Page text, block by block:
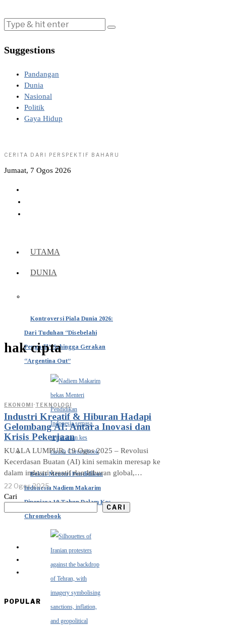
Suggestions
Pandangan
Dunia
Nasional
Politik
Gaya Hidup
CERITA DARI PERSPEKTIF BAHARU
Jumaat, 7 Ogos 2026
UTAMA
DUNIA
Kontroversi Piala Dunia 2026:
Dari Tuduhan “Disebelahi
Pengadil” Sehingga Gerakan
“Argentina Out”
Bekas Menteri Pendidikan
Indonesia Nadiem Makarim
Dipenjara 10 Tahun Dalam Kes
Chromebook
hak cipta
EKONOMI ·TEKNOLOGI
Industri Kreatif & Hiburan Hadapi
Gelombang AI: Antara Inovasi dan
Krisis Pekerjaan
KUALA LUMPUR, 19 Ogos 2025 – Revolusi
Kecerdasan Buatan (AI) kini semakin meresap ke
dalam industri kreatif dan hiburan global,…
22 Ogos 2025
Cari
CARI
POPULAR